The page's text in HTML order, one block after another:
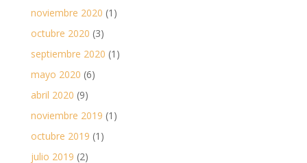
noviembre 2020 (1)
octubre 2020 (3)
septiembre 2020 (1)
mayo 2020 (6)
abril 2020 (9)
noviembre 2019 (1)
octubre 2019 (1)
julio 2019 (2)